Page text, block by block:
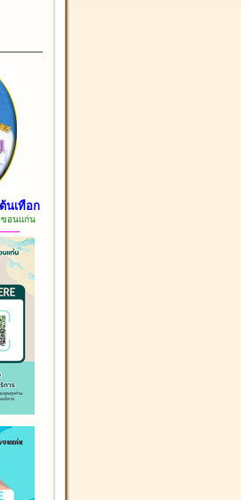
ล้ายวันสถาปนากรมที่ดิน" ครบรอบ ๑๒
นเทือก
ขอนแก่น